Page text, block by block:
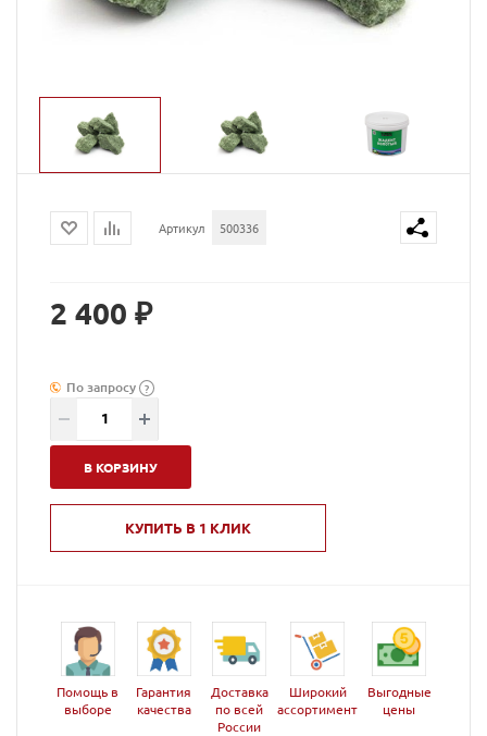
Артикул 500336
2 400 ₽
По запросу ?
В КОРЗИНУ
КУПИТЬ В 1 КЛИК
Помощь в
выборе
Гарантия
качества
Доставка
по всей
России
Широкий
ассортимент
Выгодные
цены